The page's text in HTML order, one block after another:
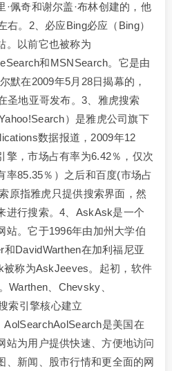
·佩奇和谢尔盖·布林创建的，他
。2、必应Bing必应（Bing）
。以前它也被称为
和MSNSearch。它是由
默在2009年5月28日揭幕的，
圣地亚哥发布。3、雅虎搜索
）是雅虎公司旗下
数据报道，2009年12
擎，市场占有率为6.42％，仅次
率85.35％）之后和百度(市场占
原指雅虎只提供搜索界面，然
进行搜索。4、AskAsk是一个
站。它于1996年由加州大学伯
DavidWarthen在加利福尼亚
称为AskJeeves。起初，软件
Warthen、Chevsky、
索引擎核心建立
是美国在
站为用户提供快速、方便地访问
、新闻、股市行情和更全面的网